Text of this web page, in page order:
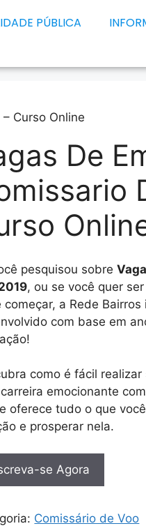
PÚBLICA
Curso Online
De
pesquisou sobre
, ou se você quer
começar, a Rede
com base em
como é fácil
emocionante
oferece tudo o que
e prosperar nela.
se Agora
Comissário de Voo